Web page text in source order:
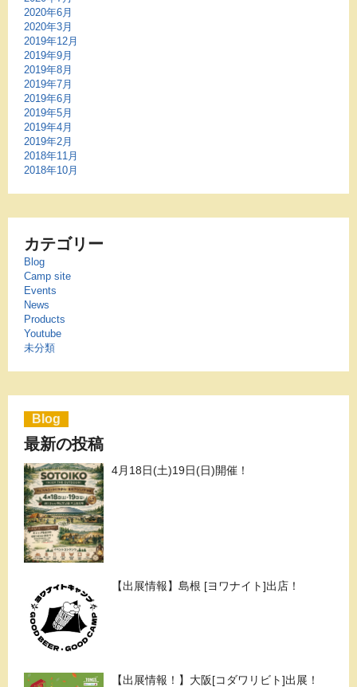
2020年6月
2020年3月
2019年12月
2019年9月
2019年8月
2019年7月
2019年6月
2019年5月
2019年4月
2019年2月
2018年11月
2018年10月
カテゴリー
Blog
Camp site
Events
News
Products
Youtube
未分類
Blog
最新の投稿
4月18日(土)19日(日)開催！
【出展情報】島根 [ヨワナイト]出店！
【出展情報！】大阪[コダワリビト]出展！